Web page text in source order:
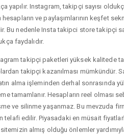
yapılır. Instagram, takipçi sayısı
ve paylaşımlarının keşfet
Bu nedenle Insta takipci store takipçi
faydalıdır.
takipçi paketleri yüksek kalitede
takipçi kazanılması mümkündür.
alma işleminden derhal sonrasında
tamamlanır. Hesapların reel olması
ve silinme yaşanmaz. Bu mevzuda
telafi edilir. Piyasadaki en müsait
almış olduğu önlemler